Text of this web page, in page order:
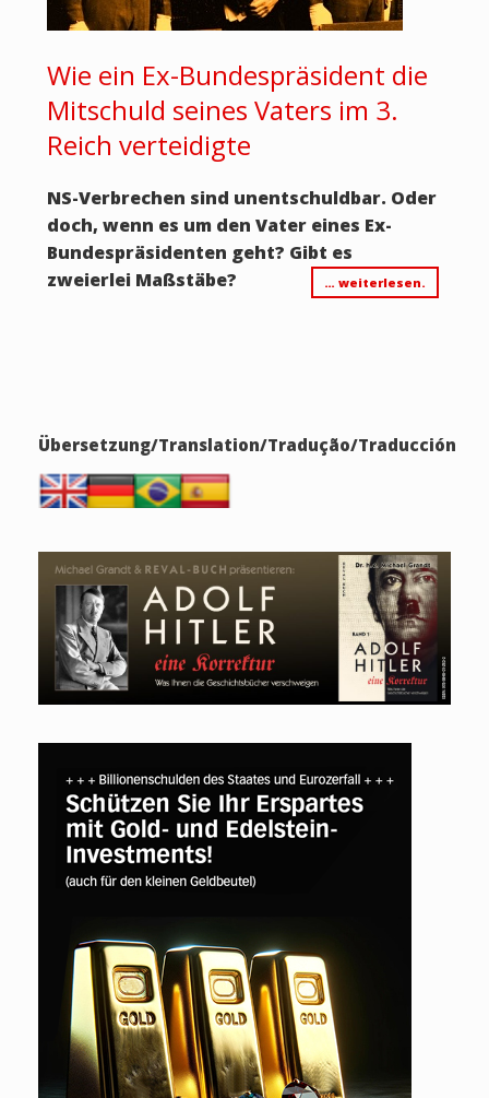
Wie ein Ex-Bundespräsident die
Mitschuld seines Vaters im 3.
Reich verteidigte
NS-Verbrechen sind unentschuldbar. Oder
doch, wenn es um den Vater eines Ex-
Bundespräsidenten geht? Gibt es
zweierlei Maßstäbe?
… weiterlesen.
Übersetzung/Translation/Tradução/Traducción